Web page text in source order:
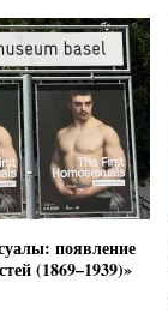
появление
(1869–1939)»